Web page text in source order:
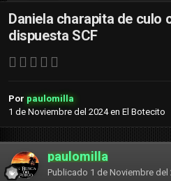
Daniela charapita de culo
dispuesta SCF
Por paulomilla
1 de Noviembre del 2024en El Botecito
paulomilla
Publicado 1 de Noviembre del